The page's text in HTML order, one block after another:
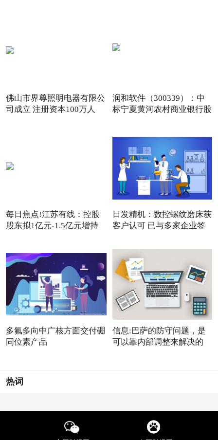
佛山市界尊照明电器有限公
司成立 注册资本100万人
润和软件（300339）：中
标宁夏黄河农村商业银行股
每日焦点!江苏有线：控股
股东拟1亿元-1.5亿元增持
日发精机：数控螺纹磨床获
客户认可 已与多家企业签
多氟多向中广核方面交付硼
同位素产品
信息:巴萨的防守问题，是
可以靠内部调整来解决的
热词